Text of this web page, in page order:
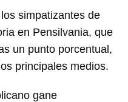
simpatizantes de
en Pensilvania, que
un punto porcentual,
principales medios.
gane